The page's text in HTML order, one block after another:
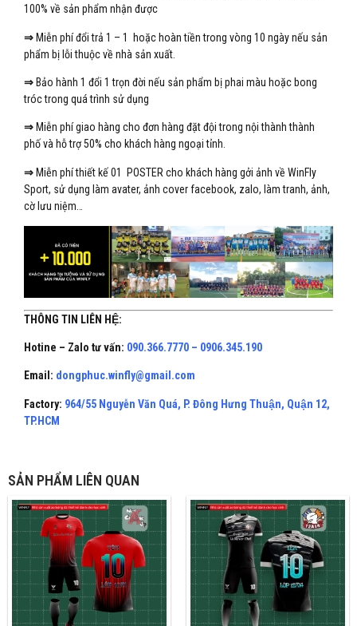
100% về sản phẩm nhận được
⇒ Miễn phí đổi trả 1 – 1 hoặc hoàn tiền trong vòng 10 ngày nếu sản
phẩm bị lỗi thuộc về nhà sản xuất.
⇒ Bảo hành 1 đổi 1 trọn đời nếu sản phẩm bị phai màu hoặc bong
tróc trong quá trình sử dụng
⇒ Miễn phí giao hàng cho đơn hàng đặt đội trong nội thành thành
phố và hỗ trợ 50% cho khách hàng ngoại tỉnh.
⇒ Miễn phí thiết kế 01 POSTER cho khách hàng gởi ảnh về WinFly
Sport, sử dụng làm avater, ảnh cover facebook, zalo, làm tranh, ảnh,
cờ lưu niệm…
THÔNG TIN LIÊN HỆ:
Hotine – Zalo tư vấn: 090.366.7770 – 0906.345.190
Email: dongphuc.winfly@gmail.com
Factory: 964/55 Nguyễn Văn Quá, P. Đông Hưng Thuận, Quận 12,
TP.HCM
SẢN PHẨM LIÊN QUAN